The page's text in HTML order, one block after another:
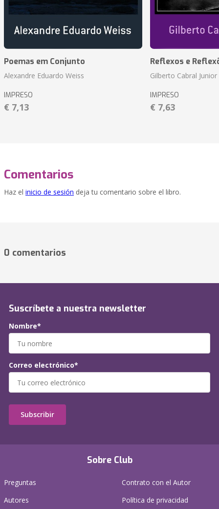
Poemas em Conjunto
Alexandre Eduardo Weiss
IMPRESO
€ 7,13
Reflexos e
Gilberto Cabral Junior
IMPRESO
€ 7,63
Comentarios
Haz el inicio de sesión deja tu comentario sobre el libro.
0 comentarios
Sobre Club
Preguntas
Autores
Contrato con el Autor
Política de privacidad
Suscríbete a nuestra newsletter
Nombre*
Correo electrónico*
Subscribir